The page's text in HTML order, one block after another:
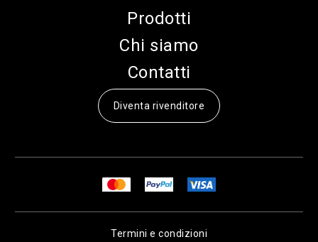
Prodotti
Chi siamo
Contatti
Diventa rivenditore
Termini e condizioni